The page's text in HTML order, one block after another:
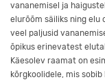
vananemisel ja
elurõõm säiliks ning elu
veel paljusid
õpikus erinevatest
Käesolev raamat on
kõrgkoolidele, mis